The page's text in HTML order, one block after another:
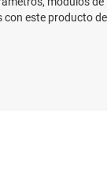
con este producto de